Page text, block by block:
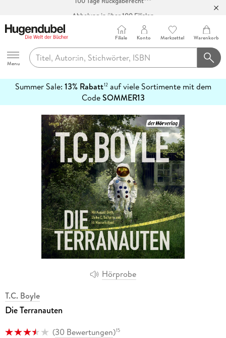
Abholung in über 100 Filialen
Hugendubel
Menu
Filiale Konto Merkzettel Warenkorb
Summer Sale: 13% Rabatt12auf viele Sortimente mit dem
CodeSOMMER13
erfahren
Hörprobe
T.C. Boyle
Die Terranauten
(30 Bewertungen)15